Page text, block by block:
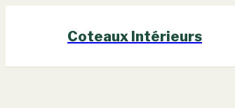
Coteaux Intérieurs